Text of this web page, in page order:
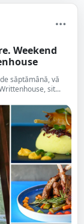
Weekend
săptămână, vă
sit...